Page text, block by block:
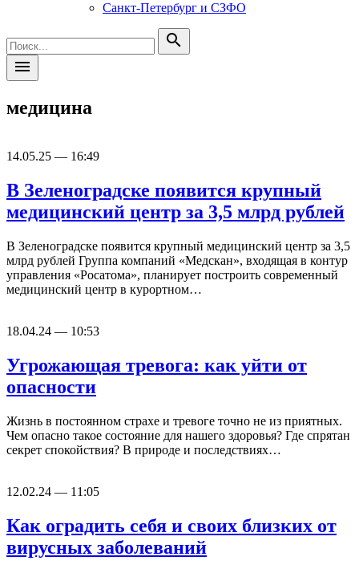
Санкт-Петербург и СЗФО
search
menu
медицина
14.05.25 — 16:49
В Зеленоградске появится крупный
медицинский центр за 3,5 млрд рублей
В Зеленоградске появится крупный медицинский центр за 3,5
млрд рублей Группа компаний «Медскан», входящая в контур
управления «Росатома», планирует построить современный
медицинский центр в курортном…
18.04.24 — 10:53
Угрожающая тревога: как уйти от
опасности
Жизнь в постоянном страхе и тревоге точно не из приятных.
Чем опасно такое состояние для нашего здоровья? Где спрятан
секрет спокойствия? В природе и последствиях…
12.02.24 — 11:05
Как оградить себя и своих близких от
вирусных заболеваний